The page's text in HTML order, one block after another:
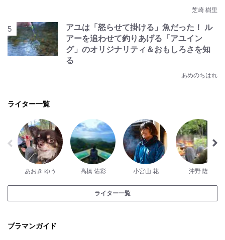
芝崎 樹里
アユは「怒らせて掛ける」魚だった！ ル
アーを追わせて釣りあげる「アユイン
グ」のオリジナリティ＆おもしろさを知
る
あめのちはれ
ライター一覧
あおき ゆう 高橋 佑彩 小宮山 花 沖野 隆
ライター一覧
ブラマンガイド